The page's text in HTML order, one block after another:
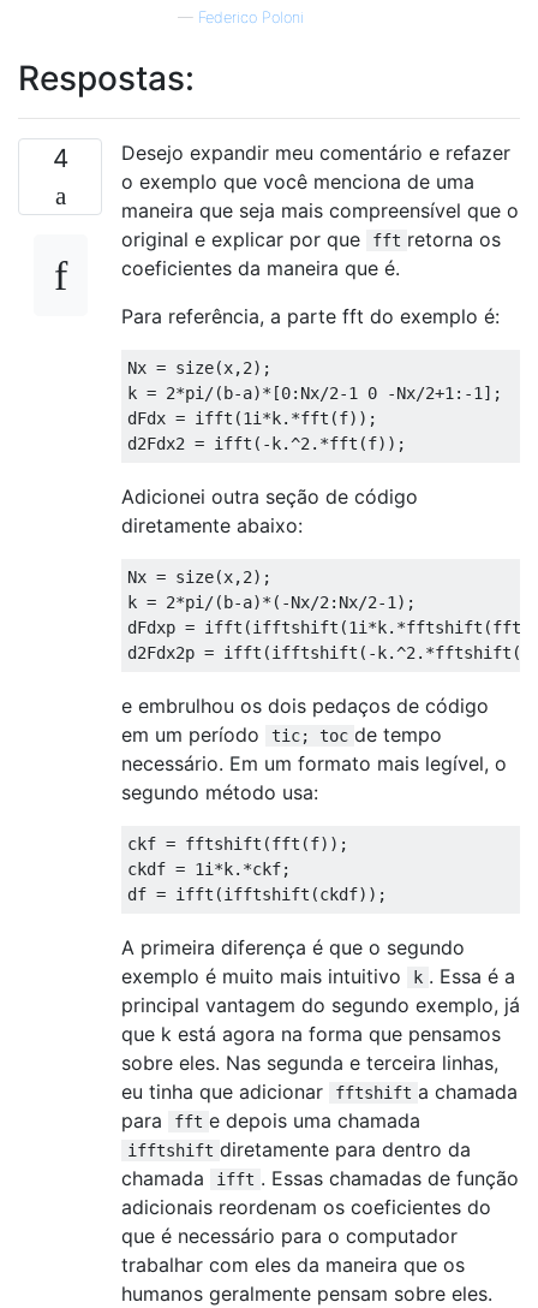
— Federico Poloni
Respostas:
4
Desejo expandir meu comentário e refazer
o exemplo que você menciona de uma
maneira que seja mais compreensível que o
original e explicar por que
fft retorna os
coeficientes da maneira que é.
Para referência, a parte fft do exemplo é:
Nx = size(x,2) ;
k = 2*pi /( b-a)* [0: Nx/2-1 0 -Nx/2+1 : -1 ] ;
dFdx = ifft (1i * k.*fft (f)) ;
d2Fdx2 = ifft ( - k.^2. *fft (f)) ;
Adicionei outra seção de código
diretamente abaixo:
Nx = size(x,2) ;
k = 2*pi /( b-a)* ( -Nx/2 : Nx/2-1 ) ;
dFdxp = ifft (ifftshift (1i * k.*fftshift (fft
d2Fdx2p = ifft (ifftshift ( - k.^2. *fftshift (
e embrulhou os dois pedaços de código
em um período
tic; toc de tempo
necessário. Em um formato mais legível, o
segundo método usa:
ckf = fftshift (fft (f)) ;
ckdf = 1i * k.*ckf;
df = ifft (ifftshift (ckdf)) ;
A primeira diferença é que o segundo
exemplo é muito mais intuitivo
k . Essa é a
principal vantagem do segundo exemplo, já
que k está agora na forma que pensamos
sobre eles. Nas segunda e terceira linhas,
eu tinha que adicionar
fftshift a chamada
para
fft e depois uma chamada
ifftshift diretamente para dentro da
chamada
ifft . Essas chamadas de função
adicionais reordenam os coeficientes do
que é necessário para o computador
trabalhar com eles da maneira que os
humanos geralmente pensam sobre eles.